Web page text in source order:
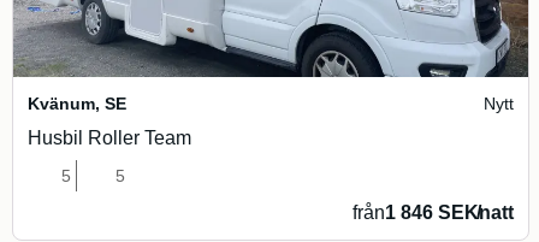
Kvänum, SE Nytt
Husbil Roller Team
5 5
från1 846 SEK/natt